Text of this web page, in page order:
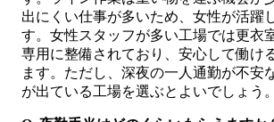
出にくい仕事が多いため、女性が活躍
す。女性スタッフが多い工場では更衣
専用に整備されており、安心して働け
ます。ただし、深夜の一人通勤が不安
が出ている工場を選ぶとよいでしょう。